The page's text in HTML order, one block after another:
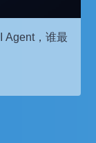
Agent，谁最